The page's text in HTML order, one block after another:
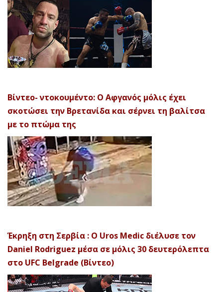
Βίντεο- ντοκουμέντο: Ο Αφγανός μόλις έχει
σκοτώσει την Βρετανίδα και σέρνει τη βαλίτσα
με το πτώμα της
Έκρηξη στη Σερβία : Ο Uros Medic διέλυσε τον
Daniel Rodriguez μέσα σε μόλις 30 δευτερόλεπτα
στο UFC Belgrade (Βίντεο)